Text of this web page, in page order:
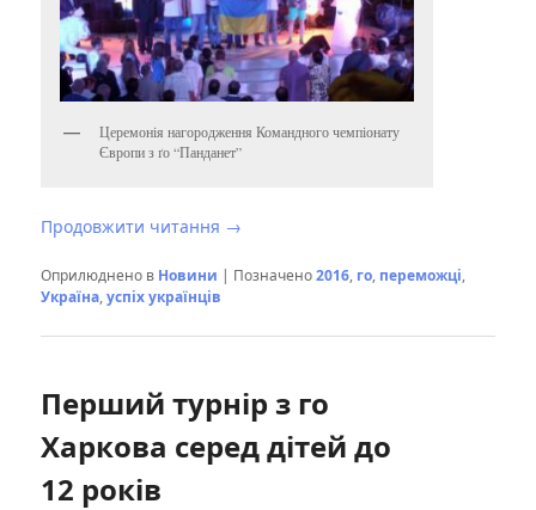
Церемонія нагородження Командного чемпіонату
Європи з ґо “Панданет”
Продовжити читання →
Оприлюднено в Новини | Позначено2016, го, переможці,
Україна,успіх українців
Перший турнір з го
Харкова серед дітей до
12 років